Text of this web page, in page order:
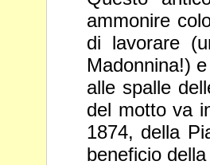
ammonire
di lavorare
Madonnina!)
alle spalle
del motto va
1874, della
beneficio